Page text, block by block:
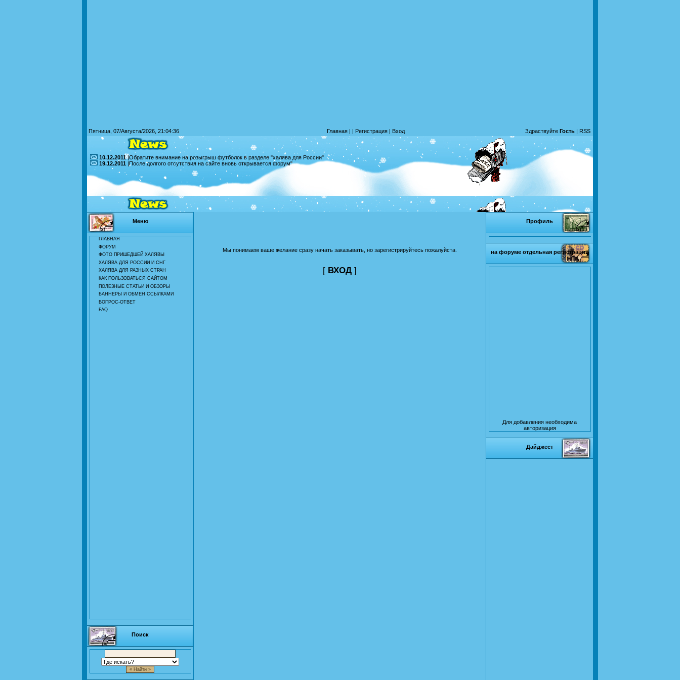
Пятница, 07/Августа/2026, 21:04:36 Главная | | Регистрация | Вход Здраствуйте Гость | RSS
10.12.2011|Обратите внимание на розыгрыш футболок в разделе "халява для России"
19.12.2011 |После долгого отсутствия на сайте вновь открывается форум"
Меню
ГЛАВНАЯ
ФОРУМ
ФОТО ПРИШЕДШЕЙ ХАЛЯВЫ
ХАЛЯВА ДЛЯ РОССИИ И СНГ
ХАЛЯВА ДЛЯ РАЗНЫХ СТРАН
КАК ПОЛЬЗОВАТЬСЯ САЙТОМ
ПОЛЕЗНЫЕ СТАТЬИ И ОБЗОРЫ
БАННЕРЫ И ОБМЕН ССЫЛКАМИ
ВОПРОС-ОТВЕТ
FAQ
Поиск
Мы понимаем ваше желание сразу начать заказывать, но зарегистрируйтесь пожалуйста.
[ ВХОД ]
Профиль
на форуме отдельная регистрация
Для добавления необходима
авторизация
Дайджест